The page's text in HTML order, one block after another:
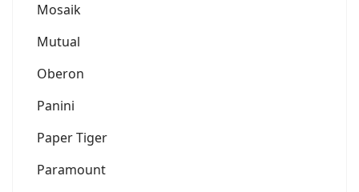
Mosaik
Mutual
Oberon
Panini
Paper Tiger
Paramount